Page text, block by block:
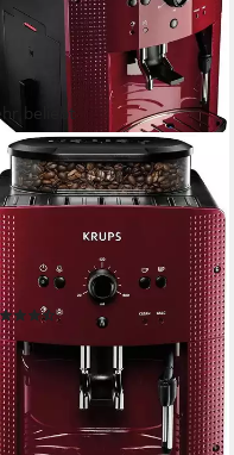
beliebt
EA8107
g
Pumpendruck
Bedienung
(1840)
€
€ mtl. in 24 Raten
- am nächsten Werktag
dir